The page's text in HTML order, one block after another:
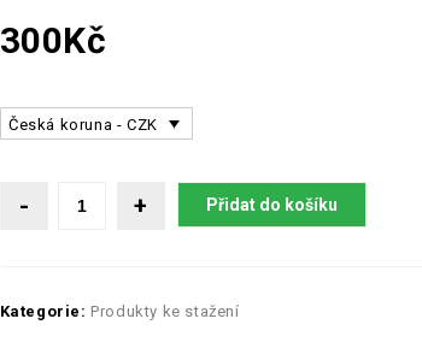
300Kč
Česká koruna - CZK
Přidat do košíku
Kategorie: Produkty ke stažení